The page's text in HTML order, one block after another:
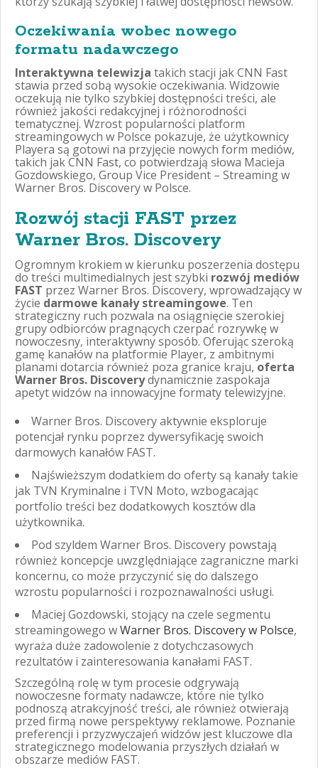
Oczekiwania wobec nowego
formatu nadawczego
Interaktywna telewizja takich stacji jak CNN Fast
stawia przed sobą wysokie oczekiwania. Widzowie
oczekują nie tylko szybkiej dostępności treści, ale
również jakości redakcyjnej i różnorodności
tematycznej. Wzrost popularności platform
streamingowych w Polsce pokazuje, że użytkownicy
Playera są gotowi na przyjęcie nowych form mediów,
takich jak CNN Fast, co potwierdzają słowa Macieja
Gozdowskiego, Group Vice President – Streaming w
Warner Bros. Discovery w Polsce.
Rozwój stacji FAST przez
Warner Bros. Discovery
Ogromnym krokiem w kierunku poszerzenia dostępu
do treści multimedialnych jest szybki rozwój mediów
FAST przez Warner Bros. Discovery, wprowadzający w
życie darmowe kanały streamingowe. Ten
strategiczny ruch pozwala na osiągnięcie szerokiej
grupy odbiorców pragnących czerpać rozrywkę w
nowoczesny, interaktywny sposób. Oferując szeroką
gamę kanałów na platformie Player, z ambitnymi
planami dotarcia również poza granice kraju, oferta
Warner Bros. Discoverydynamicznie zaspokaja
apetyt widzów na innowacyjne formaty telewizyjne.
Warner Bros. Discovery aktywnie eksploruje
potencjał rynku poprzez dywersyfikację swoich
darmowych kanałów FAST.
Najświeższym dodatkiem do oferty są kanały takie
jak TVN Kryminalne i TVN Moto, wzbogacając
portfolio treści bez dodatkowych kosztów dla
użytkownika.
Pod szyldem Warner Bros. Discovery powstają
również koncepcje uwzględniające zagraniczne marki
koncernu, co może przyczynić się do dalszego
wzrostu popularności i rozpoznawalności usługi.
Maciej Gozdowski, stojący na czele segmentu
streamingowego wWarner Bros. Discovery w Polsce,
wyraża duże zadowolenie z dotychczasowych
rezultatów i zainteresowania kanałami FAST.
Szczególną rolę w tym procesie odgrywają
nowoczesne formaty nadawcze, które nie tylko
podnoszą atrakcyjność treści, ale również otwierają
przed firmą nowe perspektywy reklamowe. Poznanie
preferencji i przyzwyczajeń widzów jest kluczowe dla
strategicznego modelowania przyszłych działań w
obszarze mediów FAST.